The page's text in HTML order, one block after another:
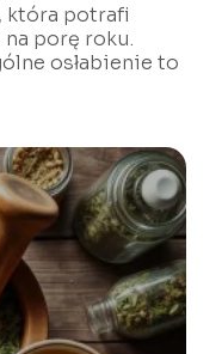
która potrafi
porę roku.
osłabienie to